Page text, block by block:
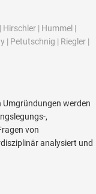
| Hirschler | Hummel |
| Petutschnig | Riegler |
werden
,
von
analysiert und